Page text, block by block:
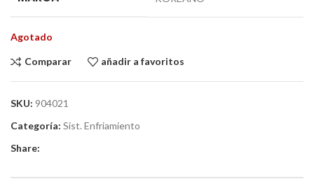
Agotado
Comparar añadir a favoritos
SKU: 904021
Categoría: Sist. Enfriamiento
Share: